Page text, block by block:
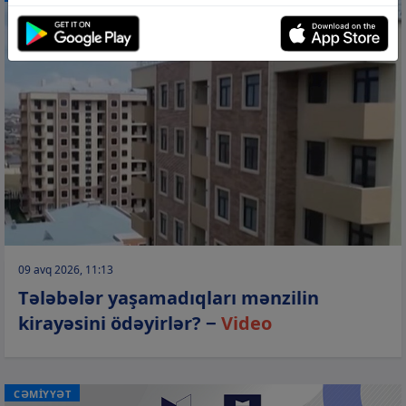
09 avq 2026, 11:13
Tələbələr yaşamadıqları mənzilin
kirayəsini ödəyirlər? − Video
CƏMİYYƏT